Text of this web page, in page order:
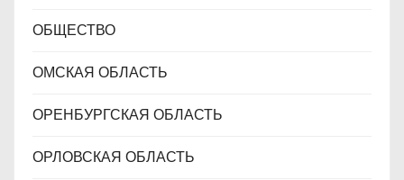
ОБЩЕСТВО
ОМСКАЯ ОБЛАСТЬ
ОРЕНБУРГСКАЯ ОБЛАСТЬ
ОРЛОВСКАЯ ОБЛАСТЬ